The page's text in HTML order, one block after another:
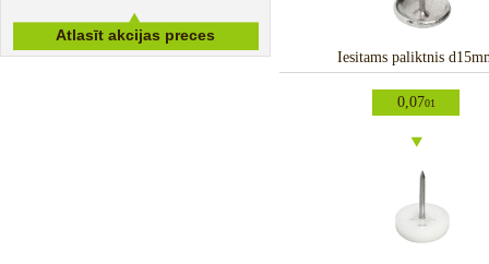
Iesitams paliktnis
0,0701